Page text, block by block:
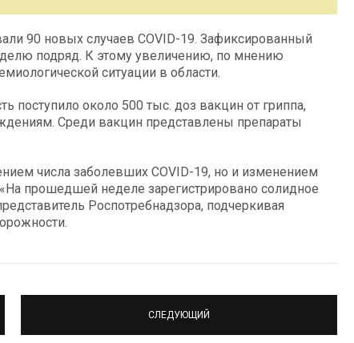
90 новых случаев COVID-19. Зафиксированный
подряд. К этому увеличению, по мнению
ситуации в области.
поступило около 500 тыс. доз вакцин от гриппа,
Среди вакцин представлены препараты
числа заболевших COVID-19, но и изменением
прошедшей неделе зарегистрировано солидное
Роспотребнадзора, подчеркивая
СЛЕДУЮЩИЙ